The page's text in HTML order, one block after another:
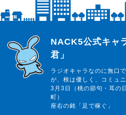
らじっと君
NACK5公式キャ
君」
ラジオキャラなのに無口
が、根は優しく、コミュ
3月3日（桃の節句・耳の
町）
座右の銘「足で稼ぐ」